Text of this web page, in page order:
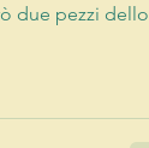
due pezzi dello